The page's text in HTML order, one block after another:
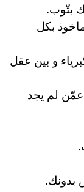
بتّوب.
بكل
و بين عقل
عمّن لم يجد
بدونك.